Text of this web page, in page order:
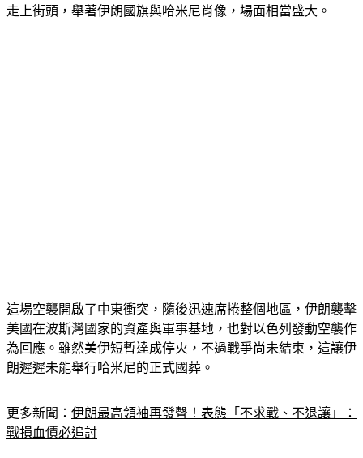
走上街頭，舉著伊朗國旗與哈米尼肖像，場面相當盛大。
這場空襲開啟了中東衝突，隨後迅速席捲整個地區，伊朗襲擊
美國在波斯灣國家的資產與軍事基地，也對以色列發動空襲作
為回應。雖然美伊短暫達成停火，不過戰爭尚未結束，這讓伊
朗遲遲未能舉行哈米尼的正式國葬。
更多新聞： 伊朗最高領袖再發聲！表態「不求戰、不退讓」：
戰損血債必追討